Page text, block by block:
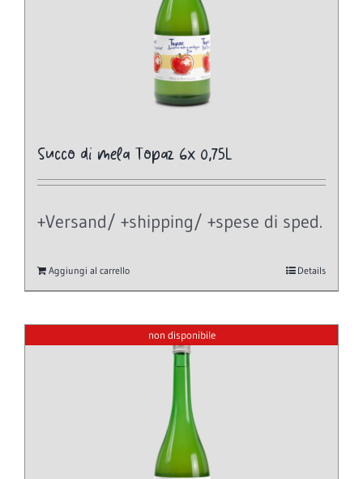
Succo di mela Topaz 6x 0,75L
+Versand/ +shipping/ +spese di sped.
Aggiungi al carrello Details
non disponibile